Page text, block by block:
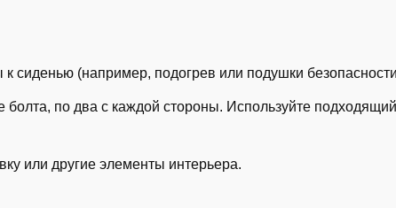
сиденью (например, подогрев или подушки
болта, по два с каждой стороны. Используйте
или другие элементы интерьера.